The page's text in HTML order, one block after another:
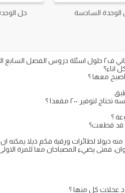
الوحدة السادسة حل
يضيء المصباحان معا للمرة الاولى